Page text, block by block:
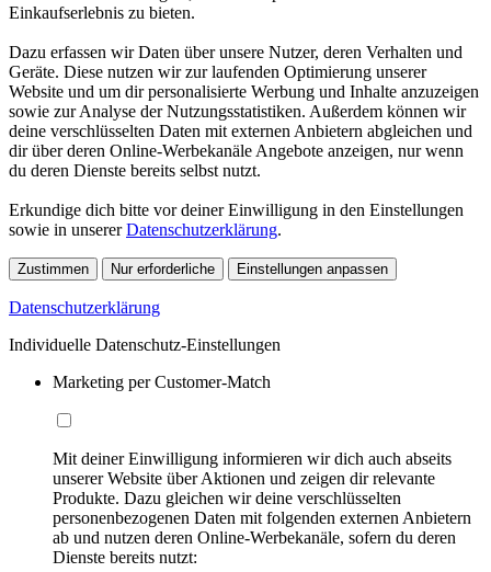
Einkaufserlebnis zu bieten.
Dazu erfassen wir Daten über unsere Nutzer, deren Verhalten und
Geräte. Diese nutzen wir zur laufenden Optimierung unserer
Website und um dir personalisierte Werbung und Inhalte anzuzeigen
sowie zur Analyse der Nutzungsstatistiken. Außerdem können wir
deine verschlüsselten Daten mit externen Anbietern abgleichen und
dir über deren Online-Werbekanäle Angebote anzeigen, nur wenn
du deren Dienste bereits selbst nutzt.
Erkundige dich bitte vor deiner Einwilligung in den Einstellungen
sowie in unsererDatenschutzerklärung.
Zustimmen Nur erforderliche Einstellungen anpassen
Datenschutzerklärung
Individuelle Datenschutz-Einstellungen
Marketing per Customer-Match
Mit deiner Einwilligung informieren wir dich auch abseits
unserer Website über Aktionen und zeigen dir relevante
Produkte. Dazu gleichen wir deine verschlüsselten
personenbezogenen Daten mit folgenden externen Anbietern
ab und nutzen deren Online-Werbekanäle, sofern du deren
Dienste bereits nutzt: